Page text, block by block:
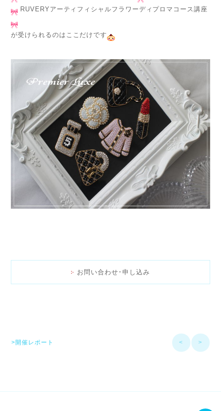
RUVERYアーティフィシャルフラワーディプロマコース講座
が受けられるのはここだけです
お問い合わせ･申し込み
>開催レポート < >